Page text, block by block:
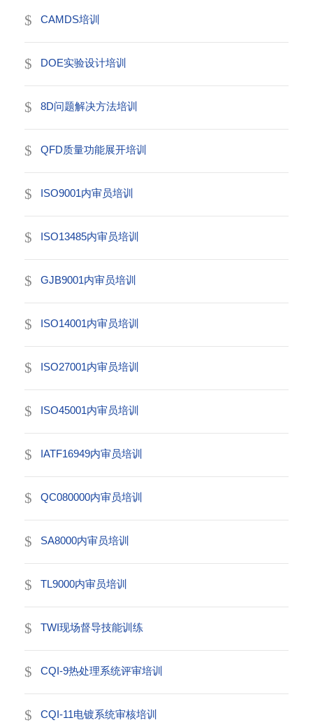
CAMDS培训
DOE实验设计培训
8D问题解决方法培训
QFD质量功能展开培训
ISO9001内审员培训
ISO13485内审员培训
GJB9001内审员培训
ISO14001内审员培训
ISO27001内审员培训
ISO45001内审员培训
IATF16949内审员培训
QC080000内审员培训
SA8000内审员培训
TL9000内审员培训
TWI现场督导技能训练
CQI-9热处理系统评审培训
CQI-11电镀系统审核培训